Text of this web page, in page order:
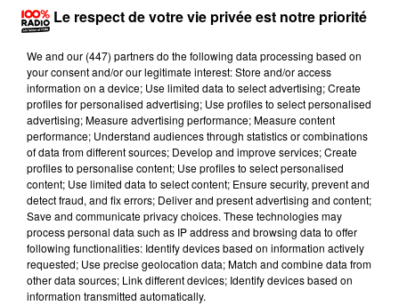
Lecture (5 min 13 sec)
Fred Bompard
On se lève mois bête sur 100% Radio
Le respect de votre vie privée est notre priorité
We and our (447) partnersdo the following data processing based on
your consent and/or our legitimate interest: Store and/or access
information on a device; Use limited data to select advertising; Create
profiles for personalised advertising; Use profiles to select personalised
advertising; Measure advertising performance; Measure content
performance; Understand audiences through statistics or combinations
of data from different sources; Develop and improve services; Create
profiles to personalise content; Use profiles to select personalised
content; Use limited data to select content; Ensure security, prevent and
detect fraud, and fix errors; Deliver and present advertising and content;
Save and communicate privacy choices. These technologies may
process personal data such as IP address and browsing data to offer
following functionalities: Identify devices based on information actively
requested; Use precise geolocation data; Match and combine data from
other data sources; Link different devices; Identify devices based on
information transmitted automatically.